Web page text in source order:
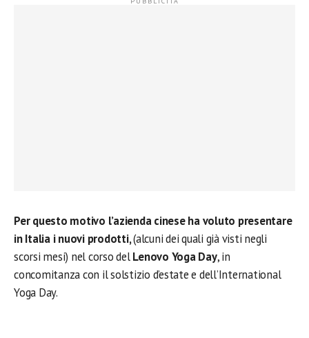
Per questo motivo l’azienda cinese ha voluto presentare
in Italia i nuovi prodotti,(alcuni dei quali già visti negli
scorsi mesi) nel corso delLenovo Yoga Day, in
concomitanza con il solstizio d’estate e dell’International
Yoga Day.